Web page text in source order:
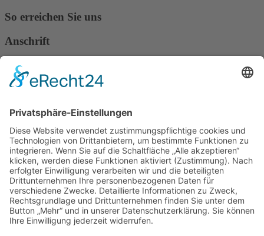
So erreichen Sie uns
Anschrift
Verband Deutscher Tierheilpraktiker e.V.
Verbandsverwaltung
Am Rosenbraken 12
E-Mail
Diese E-Mail-Adresse ist vor Spambots geschützt! Zur Anzeige
muss JavaScript eingeschaltet sein!
Diese E-Mail-Adresse ist vor Spambots geschützt! Zur Anzeige
muss JavaScript eingeschaltet sein!
Telefon Service-Team
Tel: 0261-1349 5200